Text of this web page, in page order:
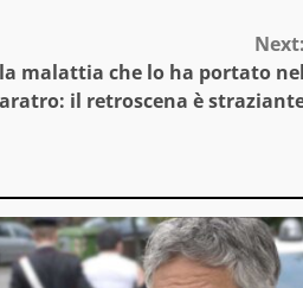
malattia che lo ha portato
il retroscena è